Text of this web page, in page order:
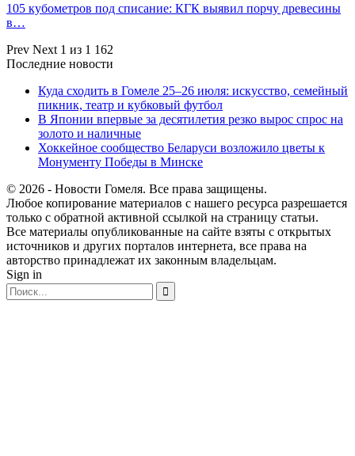
105 кубометров под списание: КГК выявил порчу древесины
в…
Prev Next 1 из 1 162
Последние новости
Куда сходить в Гомеле 25–26 июля: искусство, семейный
пикник, театр и кубковый футбол
В Японии впервые за десятилетия резко вырос спрос на
золото и наличные
Хоккейное сообщество Беларуси возложило цветы к
Монументу Победы в Минске
© 2026 - Новости Гомеля. Все права защищены.
Любое копирование материалов с нашего ресурса разрешается
только с обратной активной ссылкой на страницу статьи.
Все материалы опубликованные на сайте взяты с открытых
источников и других порталов интернета, все права на
авторство принадлежат их законным владельцам.
Sign in